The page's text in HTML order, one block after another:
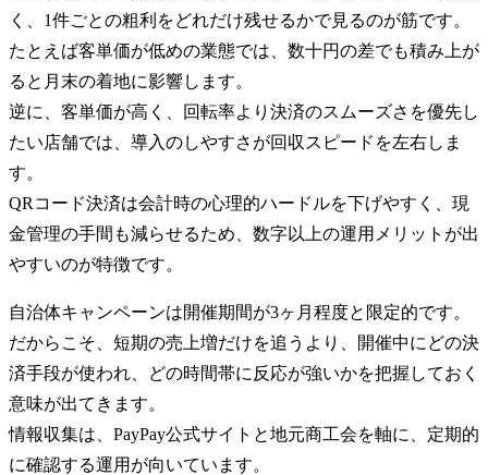
く、1件ごとの粗利をどれだけ残せるかで見るのが筋です。
たとえば客単価が低めの業態では、数十円の差でも積み上が
ると月末の着地に影響します。
逆に、客単価が高く、回転率より決済のスムーズさを優先し
たい店舗では、導入のしやすさが回収スピードを左右しま
す。
QRコード決済は会計時の心理的ハードルを下げやすく、現
金管理の手間も減らせるため、数字以上の運用メリットが出
やすいのが特徴です。
自治体キャンペーンは開催期間が3ヶ月程度と限定的です。
だからこそ、短期の売上増だけを追うより、開催中にどの決
済手段が使われ、どの時間帯に反応が強いかを把握しておく
意味が出てきます。
情報収集は、PayPay公式サイトと地元商工会を軸に、定期的
に確認する運用が向いています。